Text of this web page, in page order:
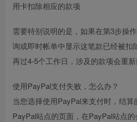
用卡扣除相应的款项
需要特别说明的是，如果在第3步操
询或即时帐单中显示这笔款已经被扣
再过4-5个工作日，涉及的款项会重
使用PayPal支付失败，怎么办？
当您选择使用PayPal来支付时，结
PayPal站点的页面，在PayPal站点